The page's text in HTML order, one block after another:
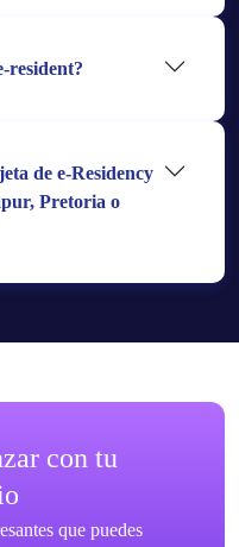
resident?
de e-Residency
Pretoria o
con tu
que puedes